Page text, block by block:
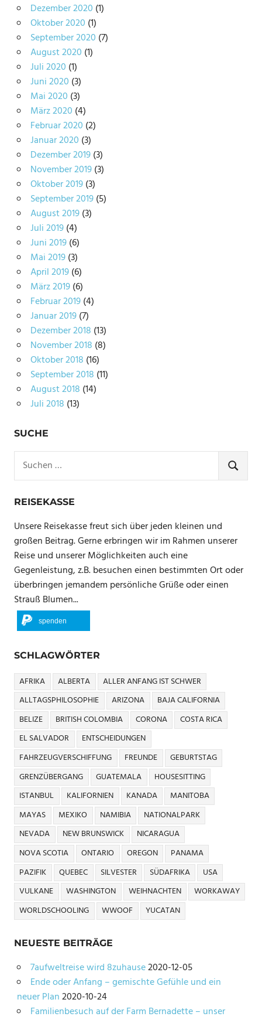
Dezember 2020 (1)
Oktober 2020 (1)
September 2020 (7)
August 2020 (1)
Juli 2020 (1)
Juni 2020 (3)
Mai 2020 (3)
März 2020 (4)
Februar 2020 (2)
Januar 2020 (3)
Dezember 2019(3)
November 2019(3)
Oktober 2019(3)
September 2019(5)
August 2019(3)
Juli 2019(4)
Juni 2019(6)
Mai 2019(3)
April 2019(6)
März 2019(6)
Februar 2019(4)
Januar 2019(7)
Dezember 2018 (13)
November 2018 (8)
Oktober 2018 (16)
September 2018 (11)
August 2018 (14)
Juli 2018 (13)
SUCHE
nach:
SUCHEN
REISEKASSE
Unsere Reisekasse freut sich über jeden kleinen und
großen Beitrag. Gerne erbringen wir im Rahmen unserer
Reise und unserer Möglichkeiten auch eine
Gegenleistung, z.B. besuchen einen bestimmten Ort oder
überbringen jemandem persönliche Grüße oder einen
Strauß Blumen...
spenden
SCHLAGWÖRTER
AFRIKA ALBERTA
ALLER ANFANG IST SCHWER
ALLTAGSPHILOSOPHIE
ARIZONA
BAJA CALIFORNIA
BELIZE
BRITISH COLOMBIA CORONA
COSTA RICA
EL SALVADOR
ENTSCHEIDUNGEN
FAHRZEUGVERSCHIFFUNG
FREUNDE
GEBURTSTAG
GRENZÜBERGANG
GUATEMALA
HOUSESITTING
ISTANBUL
KALIFORNIEN KANADA
MANITOBA
MAYAS
MEXIKO NAMIBIA
NATIONALPARK
NEVADA
NEW BRUNSWICK
NICARAGUA
NOVA SCOTIA
ONTARIO OREGON
PANAMA
PAZIFIK
QUEBEC SILVESTER SÜDAFRIKA
USA
VULKANE
WASHINGTON WEIHNACHTEN
WORKAWAY
WORLDSCHOOLING
WWOOF YUCATAN
NEUESTE BEITRÄGE
7aufweltreise wird 8zuhause2020-12-05
Ende oder Anfang – gemischte Gefühle und ein
neuer Plan2020-10-24
Familienbesuch auf der Farm Bernadette – unser